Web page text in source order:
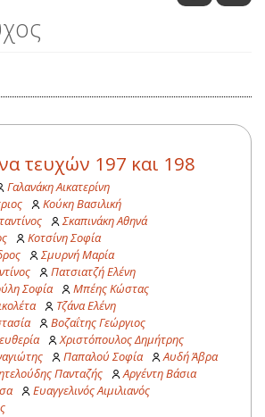
τευχών 197 και 198
Γαλανάκη Αικατερίνη
Κούκη Βασιλική
Σκαπινάκη Αθηνά
Κοτσίνη Σοφία
Σμυρνή Μαρία
Πατσιατζή Ελένη
Σοφία
Μπέης Κώστας
Τζάνα Ελένη
Βοζαΐτης Γεώργιος
Χριστόπουλος Δημήτρης
Παπαλού Σοφία
Αυδή Άβρα
Πανταζής
Αργέντη Βάσια
Ευαγγελινός Αιμιλιανός